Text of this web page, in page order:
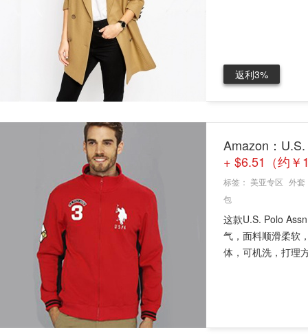
返利3%
Amazon：
+ $6.51（约￥
标签： 美亚专区 外套
包
这款U.S. Polo
气，面料顺滑柔软
体，可机洗，打理